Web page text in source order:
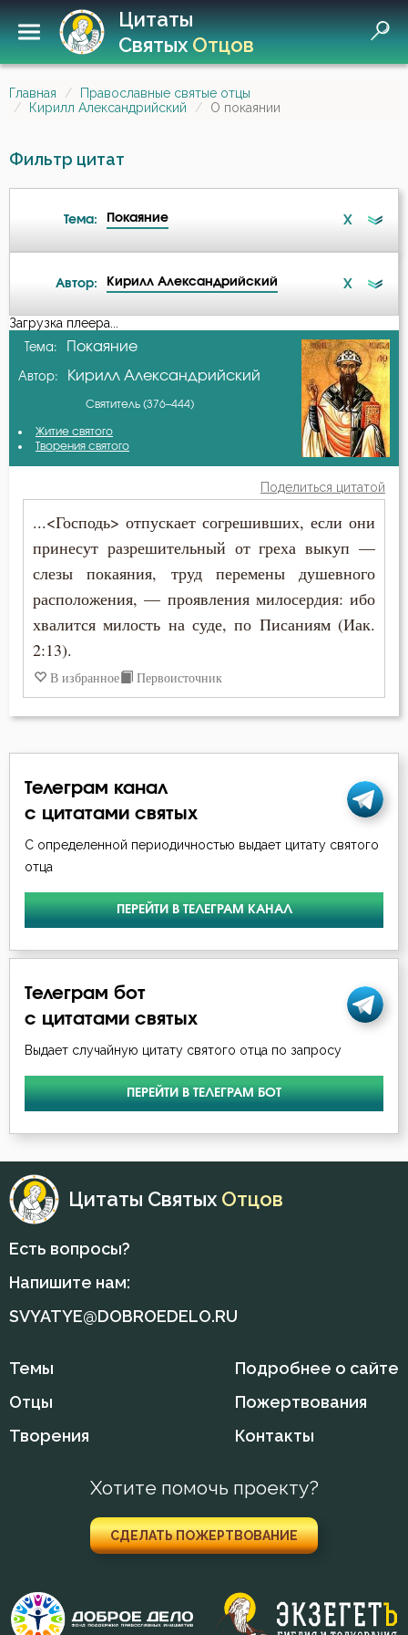
Цитаты
СвятыхОтцов
Главная
Православные святые отцы
Кирилл Александрийский
О покаянии
Фильтр цитат
Тема: Покаяние X
Будущее
Добродетель
Дух Святой
Закон Божий
Крещение
Любовь
Покаяние
Родители
Священники
Смерть
Спаситель
Спор
Ум
Христос
Церковь
Чистота
Автор: Кирилл Александрийский X
А-я
Авва Исайя (Скитский)
Амвросий Оптинский (Гренков)
Антоний Великий
Афанасий Великий
Варсонофий Оптинский (Плиханков)
Василий Великий
Григорий Нисский
Диадох
Димитрий Ростовский
Ефрем Сирин
Игнатий Брянчанинов
Илия Екдик
Иоанн Златоуст
Иоанн Кронштадтский
Иосиф Оптинский (Литовкин)
Исаак Сирин Ниневийский
Исидор Пелусиот
Иустин (Попович)
Киприан Карфагенский
Кирилл Александрийский
Лев Оптинский (Наголкин)
Макарий Великий
Макарий Оптинский (Иванов)
Максим Исповедник
Никита Стифат
Загрузка плеера...
Тема: Покаяние
Автор: Кирилл Александрийский
Святитель (376–444)
Житие святого
Творения святого
Поделиться цитатой
...<Господь> отпускает согрешивших, если они
принесут разрешительный от греха выкуп —
слезы покаяния, труд перемены душевного
расположения, — проявления милосердия: ибо
хвалится милость на суде, по Писаниям (Иак.
2:13).
В избранное Первоисточник
Телеграм канал
с цитатами святых
С определенной периодичностью выдает цитату святого
отца
ПЕРЕЙТИ В ТЕЛЕГРАМ КАНАЛ
Телеграм бот
с цитатами святых
Выдает случайную цитату святого отца по запросу
ПЕРЕЙТИ В ТЕЛЕГРАМ БОТ
Цитаты Святых Отцов
Есть вопросы?
Напишите нам:
SVYATYE@DOBROEDELO.RU
Темы
Отцы
Творения
Подробнее о сайте
Пожертвования
Контакты
Хотите помочь проекту?
СДЕЛАТЬ ПОЖЕРТВОВАНИЕ